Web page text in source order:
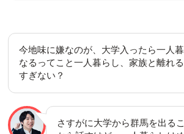
今地味に嫌なのが、大学入ったら一人
なるってこと一人暮らし、家族と離れ
すぎない？
さすがに大学から群馬を出る